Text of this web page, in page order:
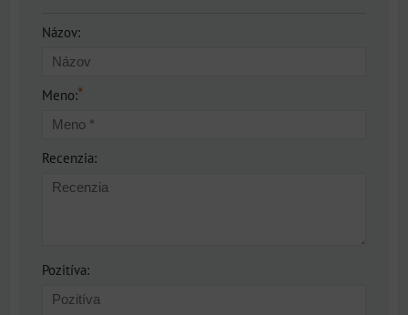
Názov:
Meno:*
Recenzia:
Pozitíva: